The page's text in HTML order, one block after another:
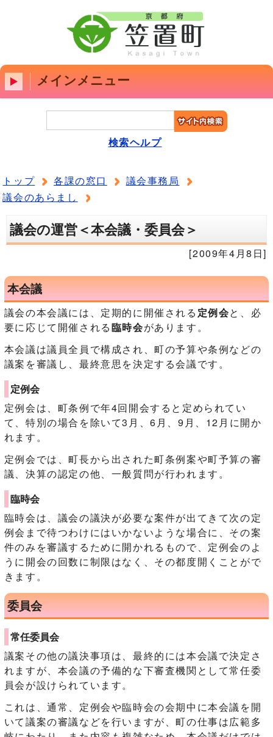
メインメニュー
検索ヘルプ
トップ 各課の窓口
議会事務局
議会のあらまし
議会の運営＜本会議・委員会＞
[2009年4月8日]
本会議
議会の本会議には、定期的に開催される 定例会と、必
要に応じて開催される臨時会があります。
本会議は議員全員で構成され、町の予算や条例などの
議案を審議し、最終意思を決定する会議です。
定例会
定例会は、町条例で年4回開会すると定められてい
て、特別の場合を除いて3月、6月、9月、12月に開か
れます。
定例会では、町長から出された町条例案や町予算の審
議、決算の認定の他、一般質問が行われます。
臨時会
臨時会は、議会の議決が必要な案件が出てきて次の定
例会まで待つわけにはいかないような場合に、その案
件のみを審議するために開かれるもので、定例会のよ
うに開会の回数に制限はなく、その都度開くことがで
きます。
委員会
常任委員会
議案その他の議決事項は、最終的には本会議で決定さ
れますが、本会議の予備的な下審査機関として常任委
員会が設けられています。
これは、通常、定例会や臨時会の会期中に本会議を開
いて議案の審議などを行いますが、町の仕事は広範多